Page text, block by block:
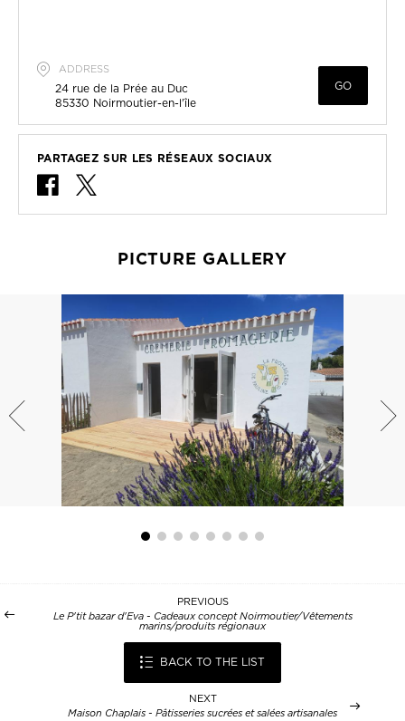
ADDRESS
24 rue de la Prée au Duc
85330 Noirmoutier-en-l'île
GO
PARTAGEZ SUR LES RÉSEAUX SOCIAUX
PICTURE GALLERY
PREVIOUS
Le P'tit bazar d'Eva - Cadeaux concept Noirmoutier/Vêtements
marins/produits régionaux
BACK TO THE LIST
NEXT
Maison Chaplais - Pâtisseries sucrées et salées artisanales